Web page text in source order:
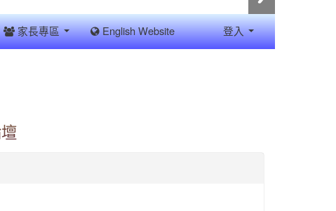
家長專區 English Website 登入